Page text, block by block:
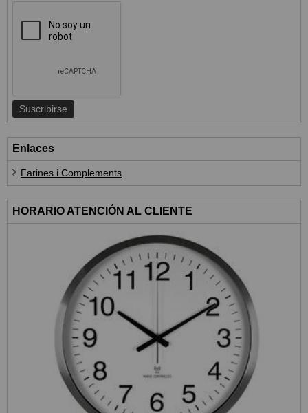
Enlaces
Farines i Complements
HORARIO ATENCIÓN AL CLIENTE